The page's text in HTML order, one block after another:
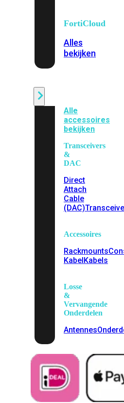
FortiCloud
Alles
bekijken
Alle
accessoires
bekijken
Transceivers
&
DAC
Direct
Attach
Cable
(DAC)
Accessoires
Rackmounts
KabelKabels
Losse
&
Vervangende
Onderdelen
Antennes